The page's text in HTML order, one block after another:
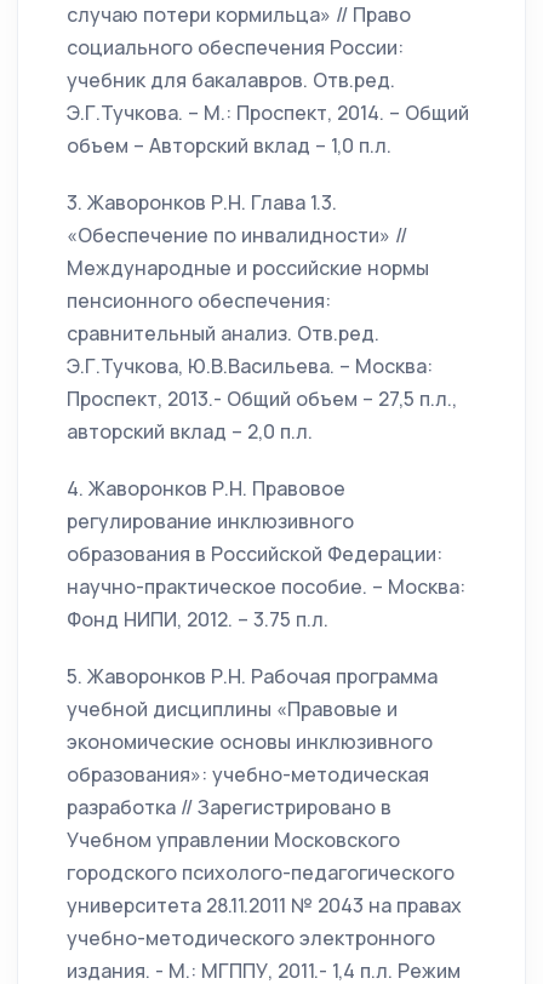
случаю потери кормильца» // Право
социального обеспечения России:
учебник для бакалавров. Отв.ред.
Э.Г.Тучкова. – М.: Проспект, 2014. – Общий
объем – Авторский вклад – 1,0 п.л.
3. Жаворонков Р.Н. Глава 1.3.
«Обеспечение по инвалидности» //
Международные и российские нормы
пенсионного обеспечения:
сравнительный анализ. Отв.ред.
Э.Г.Тучкова, Ю.В.Васильева. – Москва:
Проспект, 2013.- Общий объем – 27,5 п.л.,
авторский вклад – 2,0 п.л.
4. Жаворонков Р.Н. Правовое
регулирование инклюзивного
образования в Российской Федерации:
научно-практическое пособие. – Москва:
Фонд НИПИ, 2012. – 3.75 п.л.
5. Жаворонков Р.Н. Рабочая программа
учебной дисциплины «Правовые и
экономические основы инклюзивного
образования»: учебно-методическая
разработка // Зарегистрировано в
Учебном управлении Московского
городского психолого-педагогического
университета 28.11.2011 № 2043 на правах
учебно-методического электронного
издания. - М.: МГППУ, 2011.- 1,4 п.л. Режим